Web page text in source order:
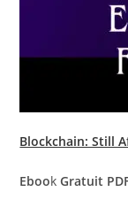
Blockchain: Still
EbookGratuit